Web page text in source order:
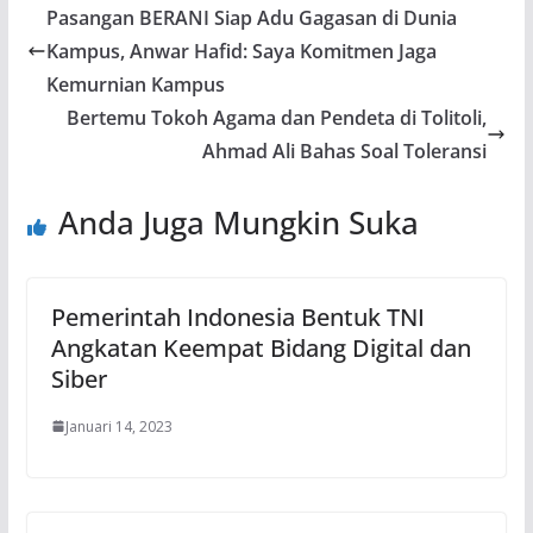
Pasangan BERANI Siap Adu Gagasan di Dunia
Kampus, Anwar Hafid: Saya Komitmen Jaga
Kemurnian Kampus
Bertemu Tokoh Agama dan Pendeta di Tolitoli,
Ahmad Ali Bahas Soal Toleransi
Anda Juga Mungkin Suka
Pemerintah Indonesia Bentuk TNI
Angkatan Keempat Bidang Digital dan
Siber
Januari 14, 2023